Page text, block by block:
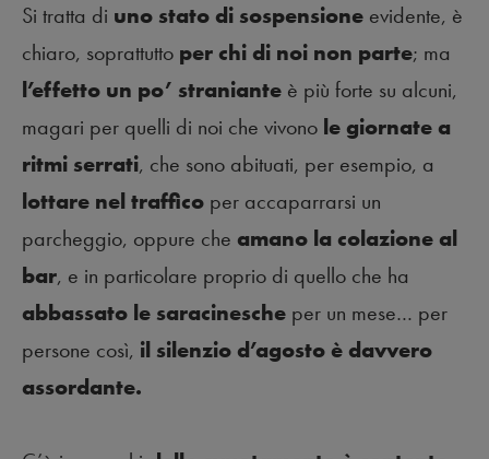
Si tratta di uno stato di sospensione evidente, è
chiaro, soprattutto per chi di noi non parte; ma
l’effetto un po’ straniante è più forte su alcuni,
magari per quelli di noi che vivono le giornate a
ritmi serrati, che sono abituati, per esempio, a
lottare nel traffico per accaparrarsi un
parcheggio, oppure che amano la colazione al
bar, e in particolare proprio di quello che ha
abbassato le saracinesche per un mese… per
persone così, il silenzio d’agosto è davvero
assordante.